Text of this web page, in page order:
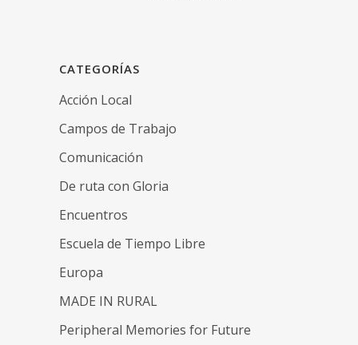
CATEGORÍAS
Acción Local
Campos de Trabajo
Comunicación
De ruta con Gloria
Encuentros
Escuela de Tiempo Libre
Europa
MADE IN RURAL
Peripheral Memories for Future